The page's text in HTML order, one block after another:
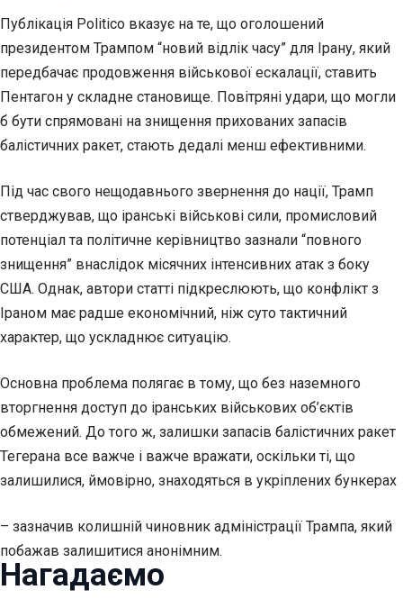
Публікація Politico вказує на те, що оголошений
президентом Трампом “новий відлік часу” для Ірану, який
передбачає продовження військової ескалації, ставить
Пентагон у складне становище. Повітряні удари, що могли
б бути спрямовані на знищення прихованих запасів
балістичних ракет, стають дедалі менш ефективними.
Під час свого нещодавнього звернення до нації, Трамп
стверджував, що іранські військові сили, промисловий
потенціал та політичне керівництво зазнали “повного
знищення” внаслідок місячних інтенсивних атак з боку
США. Однак, автори статті підкреслюють, що конфлікт з
Іраном має радше економічний, ніж суто тактичний
характер, що ускладнює ситуацію.
Основна проблема полягає в тому, що без наземного
вторгнення доступ до іранських військових об’єктів
обмежений. До того ж, залишки запасів балістичних ракет
Тегерана все важче і важче вражати, оскільки ті, що
залишилися, ймовірно, знаходяться в укріплених бункерах
– зазначив колишній чиновник адміністрації Трампа, який
побажав залишитися анонімним.
Нагадаємо